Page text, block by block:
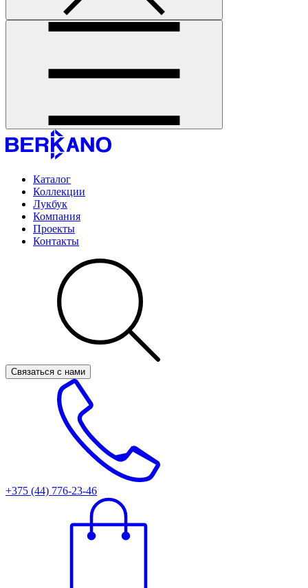
Каталог
Коллекции
Лукбук
Компания
Проекты
Контакты
Связаться с нами
+375 (44) 776-23-46